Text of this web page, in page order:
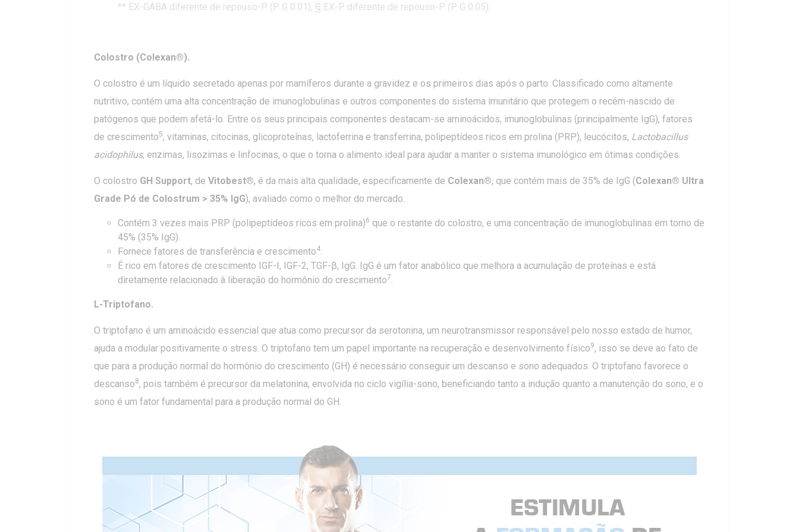
** EX-GABA diferente de repouso-P (P G 0.01); § EX-P diferente de repouso-P (P G 0.05).
Colostro (Colexan®).
O colostro é um líquido secretado apenas por mamíferos durante a gravidez e os primeiros dias após o parto. Classificado como altamente
nutritivo, contém uma alta concentração de imunoglobulinas e outros componentes do sistema imunitário que protegem o recém-nascido de
patógenos que podem afetá-lo. Entre os seus principais componentes destacam-se aminoácidos, imunoglobulinas (principalmente IgG), fatores
de crescimento5, vitaminas, citocinas, glicoproteínas, lactoferrina e transferrina, polipeptídeos ricos em prolina (PRP), leucócitos, Lactobacillus
acidophilus, enzimas, lisozimas e linfocinas, o que o torna o alimento ideal para ajudar a manter o sistema imunológico em ótimas condições.
O colostro GH Support, de Vitobest®, é da mais alta qualidade, especificamente de Colexan®, que contém mais de 35% de IgG (Colexan® Ultra
Grade Pó de Colostrum > 35% IgG), avaliado como o melhor do mercado.
Contém 3 vezes mais PRP (polipeptídeos ricos em prolina)6 que o restante do colostro, e uma concentração de imunoglobulinas em torno de
45% (35% IgG).
Fornece fatores de transferência e crescimento4.
É rico em fatores de crescimento IGF-I, IGF-2, TGF-β, IgG. IgG é um fator anabólico que melhora a acumulação de proteínas e está
diretamente relacionado à liberação do hormônio do crescimento7.
L-Triptofano.
O triptofano é um aminoácido essencial que atua como precursor da serotonina, um neurotransmissor responsável pelo nosso estado de humor,
ajuda a modular positivamente o stress. O triptofano tem um papel importante na recuperação e desenvolvimento físico9, isso se deve ao fato de
que para a produção normal do hormônio do crescimento (GH) é necessário conseguir um descanso e sono adequados. O triptofano favorece o
descanso8, pois também é precursor da melatonina, envolvida no ciclo vigília-sono, beneficiando tanto a indução quanto a manutenção do sono, e o
sono é um fator fundamental para a produção normal do GH.